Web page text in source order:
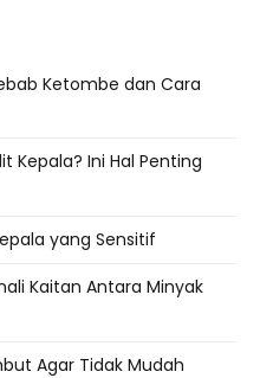
Ketombe dan Cara
Kepala? Ini Hal Penting
yang Sensitif
Kaitan Antara Minyak
Agar Tidak Mudah